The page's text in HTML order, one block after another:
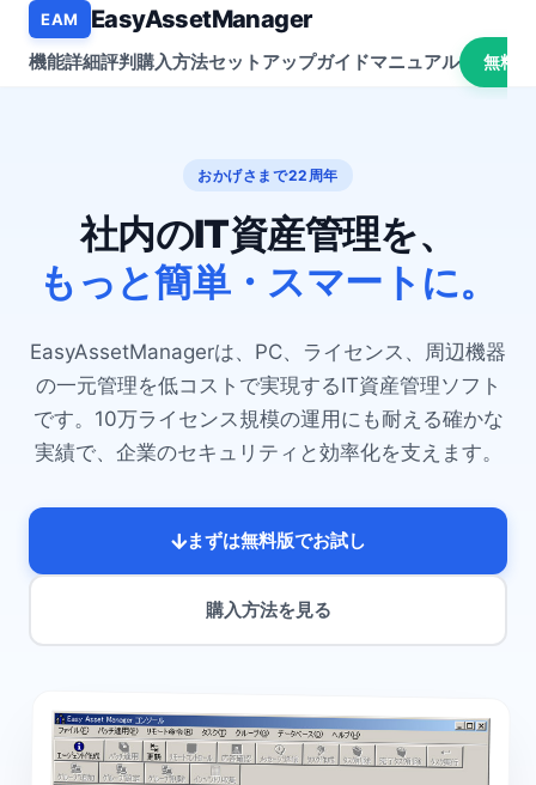
EAM EasyAssetManager
機能詳細評判購入方法セットアップガイドマニュアル 無料
おかげさまで22周年
社内のIT資産管理を、
もっと簡単・スマートに。
EasyAssetManagerは、PC、ライセンス、周辺機器
の一元管理を低コストで実現するIT資産管理ソフト
です。10万ライセンス規模の運用にも耐える確かな
実績で、企業のセキュリティと効率化を支えます。
まずは無料版でお試し
購入方法を見る